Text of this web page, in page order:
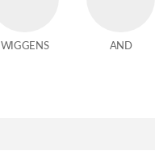
WIGGENS AND